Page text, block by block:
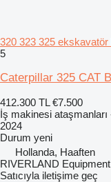
320 323 325 ekskavatör
5
Caterpillar 325 CAT
412.300 TL €7.500
İş makinesi
2024
Durum yeni
Hollanda, Haaften
RIVERLAND
Satıcıyla iletişime geç